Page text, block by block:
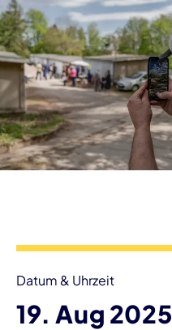
Datum & Uhrzeit
19. Aug 2025